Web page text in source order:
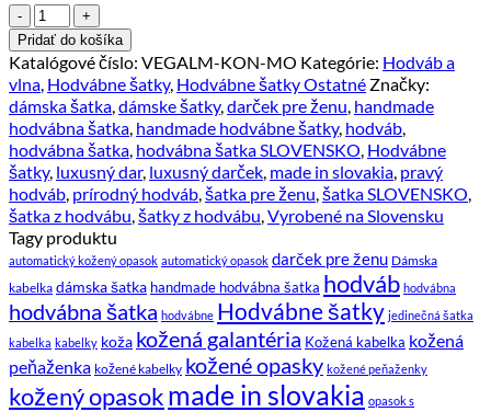
množstvo
Hodvábna
šatka
Kôň
-
modrý,
Ručná
výroba
na
Slovensku,
90
x
90cm
Pridať do košíka
Katalógové číslo: VEGALM-KON-MO Kategórie: Hodváb a
vlna Hodvábne šatky, Hodvábne šatky Ostatné Značky:
dámska šatka dámske šatky, darček pre ženu handmade
hodvábna šatka handmade hodvábne šatky, hodváb
hodvábna šatka hodvábna šatka SLOVENSKO Hodvábne
šatky, luxusný dar, luxusný darček made in slovakia pravý
hodváb prírodný hodváb šatka pre ženu šatka SLOVENSKO
šatka z hodvábu šatky z hodvábu Vyrobené na Slovensku
Tagy produktu
automatický kožený opasok automatický opasok darček pre ženu Dámska
kabelka dámska šatka handmade hodvábna šatka hodváb hodvábna
hodvábna šatka hodvábne Hodvábne šatky jedinečná šatka
kabelka kabelky koža kožená galantéria Kožená kabelka kožená
peňaženka kožené kabelky kožené opasky kožené peňaženky
kožený opasokmade in slovakia opasok s